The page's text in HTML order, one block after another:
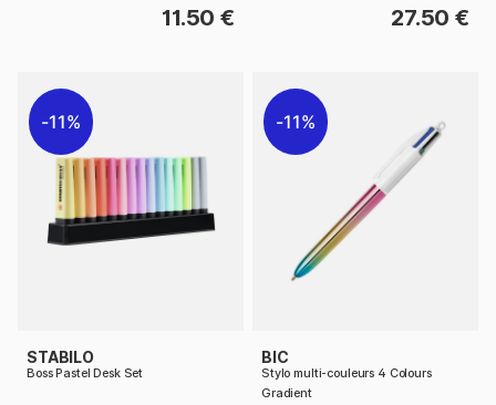
11.50 € 27.50 €
11%
STABILO
Boss Pastel Desk Set
11%
BIC
Stylo multi-couleurs 4 Colours
Gradient